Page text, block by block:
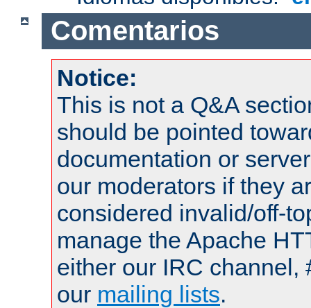
Comentarios
Notice:
This is not a Q&A
should be pointed
documentation or
our moderators if they
considered invalid/off-
manage the Apache
either our IRC channel,
our mailing lists.